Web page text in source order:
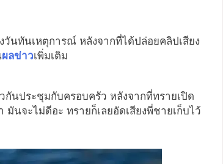
วันทันเหตุการณ์ หลังจากที่ได้ปล่อยคลิปเสียง
ผลข่าวเพิ่มเติม
กันประชุมกับครอบครัว หลังจากที่ทรายเปิด
มันจะไม่ดีอะ ทรายก็เลยอัดเสียงพี่ชายเก็บไว้